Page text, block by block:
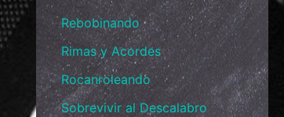
Rebobinando
Rimas y Acordes
Rocanroleando
Sobrevivir al Descalabro